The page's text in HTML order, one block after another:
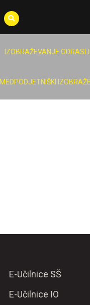
IZOBRAŽEVANJE
MEDPODJETNIŠKI
E-Učilnice SŠ
E-Učilnice IO